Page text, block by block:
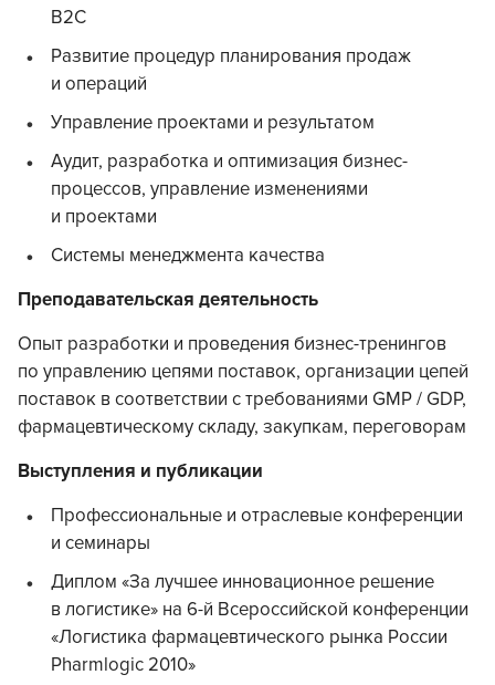
B2C
Развитие процедур планирования продаж
и операций
Управление проектами и результатом
Аудит, разработка и оптимизация бизнес-
процессов, управление изменениями
и проектами
Системы менеджмента качества
Преподавательская деятельность
Опыт разработки и проведения бизнес-тренингов
по управлению цепями поставок, организации цепей
поставок в соответствии с требованиями GMP / GDP,
фармацевтическому складу, закупкам, переговорам
Выступления и публикации
Профессиональные и отраслевые конференции
и семинары
Диплом «За лучшее инновационное решение
в логистике» на 6-й Всероссийской конференции
«Логистика фармацевтического рынка России
Pharmlogic 2010»